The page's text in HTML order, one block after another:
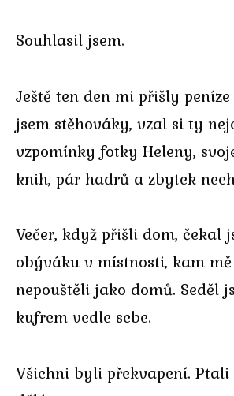
Souhlasil jsem.
Ještě ten den mi přišly
jsem stěhováky, vzal si ty
vzpomínky fotky Heleny,
knih, pár hadrů a zbytek
Večer, když přišli dom, čekal
obýváku v místnosti, kam
nepouštěli jako domů. Seděl
kufrem vedle sebe.
Všichni byli překvapení. Ptali